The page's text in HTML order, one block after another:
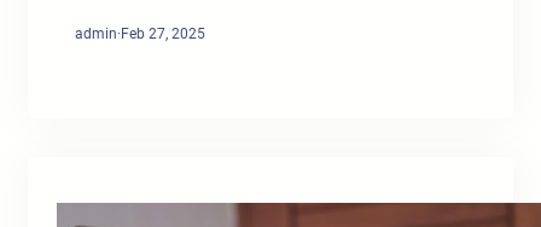
admin·Feb 27, 2025